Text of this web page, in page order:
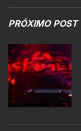
PRÓXIMO POST